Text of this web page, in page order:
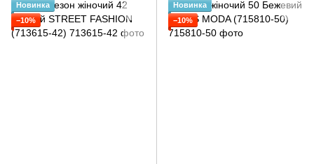
Новинка
−10%
Новинка
−10%